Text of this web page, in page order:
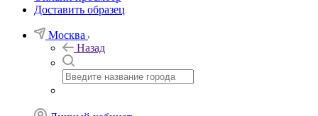
Доставить образец
Москва
Назад